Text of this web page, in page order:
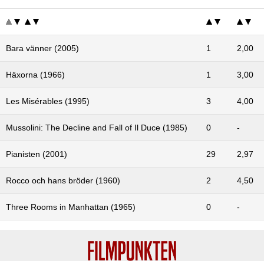
Bara vänner (2005) 1 2,00
Häxorna (1966) 1 3,00
Les Misérables (1995) 3 4,00
Mussolini: The Decline and Fall of Il Duce (1985) 0 -
Pianisten (2001) 29 2,97
Rocco och hans bröder (1960) 2 4,50
Three Rooms in Manhattan (1965) 0 -